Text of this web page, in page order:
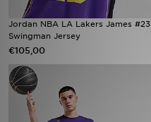
Jordan NBA LA Lakers James #23
Swingman Jersey
€105,00
Klantenservice
Download de app
Wie wij zijn